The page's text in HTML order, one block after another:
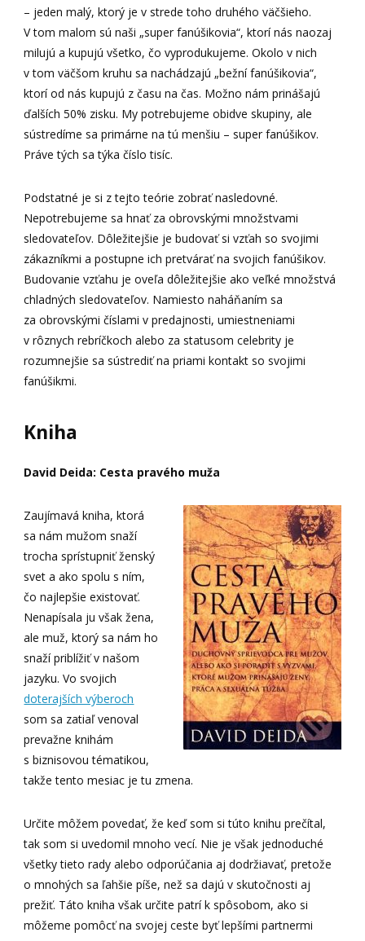
– jeden malý, ktorý je v strede toho druhého väčšieho.
V tom malom sú naši „super fanúšikovia“, ktorí nás naozaj
milujú a kupujú všetko, čo vyprodukujeme. Okolo v nich
v tom väčšom kruhu sa nachádzajú „bežní fanúšikovia“,
ktorí od nás kupujú z času na čas. Možno nám prinášajú
ďalších 50% zisku. My potrebujeme obidve skupiny, ale
sústredíme sa primárne na tú menšiu – super fanúšikov.
Práve tých sa týka číslo tisíc.
Podstatné je si z tejto teórie zobrať nasledovné.
Nepotrebujeme sa hnať za obrovskými množstvami
sledovateľov. Dôležitejšie je budovať si vzťah so svojimi
zákazníkmi a postupne ich pretvárať na svojich fanúšikov.
Budovanie vzťahu je oveľa dôležitejšie ako veľké množstvá
chladných sledovateľov. Namiesto naháňaním sa
za obrovskými číslami v predajnosti, umiestneniami
v rôznych rebríčkoch alebo za statusom celebrity je
rozumnejšie sa sústrediť na priami kontakt so svojimi
fanúšikmi.
Kniha
David Deida: Cesta pravého muža
Zaujímavá kniha, ktorá
sa nám mužom snaží
trocha sprístupniť ženský
svet a ako spolu s ním,
čo najlepšie existovať.
Nenapísala ju však žena,
ale muž, ktorý sa nám ho
snaží priblížiť v našom
jazyku. Vo svojich
doterajších výberoch
som sa zatiaľ venoval
prevažne knihám
s biznisovou tématikou,
takže tento mesiac je tu zmena.
Určite môžem povedať, že keď som si túto knihu prečítal,
tak som si uvedomil mnoho vecí. Nie je však jednoduché
všetky tieto rady alebo odporúčania aj dodržiavať, pretože
o mnohých sa ľahšie píše, než sa dajú v skutočnosti aj
prežiť. Táto kniha však určite patrí k spôsobom, ako si
môžeme pomôcť na svojej ceste byť lepšími partnermi